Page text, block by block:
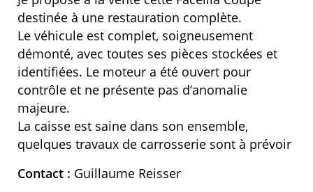
destinée à une restauration complète.
Le véhicule est complet, soigneusement
démonté, avec toutes ses pièces stockées et
identifiées. Le moteur a été ouvert pour
contrôle et ne présente pas d’anomalie
majeure.
La caisse est saine dans son ensemble,
quelques travaux de carrosserie sont à prévoir
Contact : Guillaume Reisser